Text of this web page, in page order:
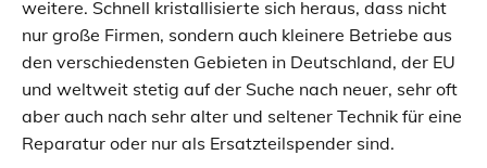
weitere. Schnell kristallisierte sich heraus, dass nicht
nur große Firmen, sondern auch kleinere Betriebe aus
den verschiedensten Gebieten in Deutschland, der EU
und weltweit stetig auf der Suche nach neuer, sehr oft
aber auch nach sehr alter und seltener Technik für eine
Reparatur oder nur als Ersatzteilspender sind.